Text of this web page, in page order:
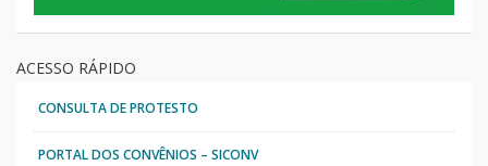
ACESSO RÁPIDO
CONSULTA DE PROTESTO
PORTAL DOS CONVÊNIOS – SICONV